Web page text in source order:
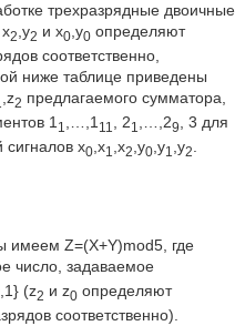
трехразрядные двоичные
2 ,у2 и х0,у0определяют
соответственно,
ниже таблице приведены
,z2 предлагаемого сумматора,
1 1 ,…,1 11 , 21 ,…,29
, 3 для
сигналов x0,x1 ,x2 ,y0,y1 ,y2
имеем Z=(Х+Y)mod5, где
число, задаваемое
(z2 и z0определяют
соответственно).